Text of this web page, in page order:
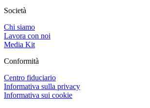
Società
Chi siamo
Lavora con noi
Media Kit
Conformità
Centro fiduciario
Informativa sulla privacy
Informativa sui cookie